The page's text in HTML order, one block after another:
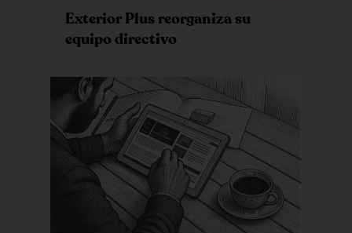
Exterior Plus reorganiza su
equipo directivo